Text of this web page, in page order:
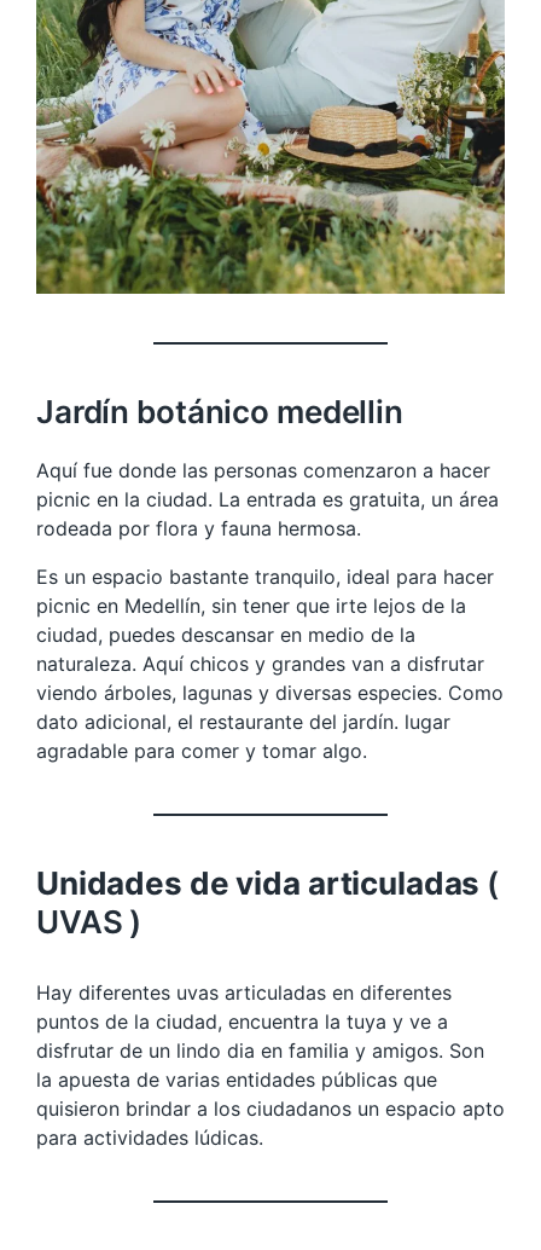
Jardín botánico medellin
Aquí fue donde las personas comenzaron a hacer
picnic en la ciudad. La entrada es gratuita, un área
rodeada por flora y fauna hermosa.
Es un espacio bastante tranquilo, ideal para hacer
picnic en Medellín, sin tener que irte lejos de la
ciudad, puedes descansar en medio de la
naturaleza. Aquí chicos y grandes van a disfrutar
viendo árboles, lagunas y diversas especies. Como
dato adicional, el restaurante del jardín. lugar
agradable para comer y tomar algo.
Unidades de vida articuladas (
UVAS )
Hay diferentes uvas articuladas en diferentes
puntos de la ciudad, encuentra la tuya y ve a
disfrutar de un lindo dia en familia y amigos. Son
la apuesta de varias entidades públicas que
quisieron brindar a los ciudadanos un espacio apto
para actividades lúdicas.